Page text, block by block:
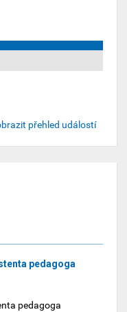
přehled událostí
pedagoga
pedagoga